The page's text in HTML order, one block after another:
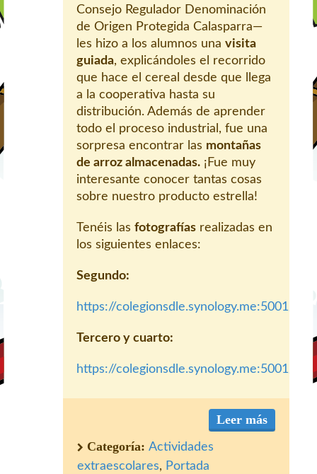
Consejo Regulador Denominación
de Origen Protegida Calasparra—
les hizo a los alumnos una visita
guiada, explicándoles el recorrido
que hace el cereal desde que llega
a la cooperativa hasta su
distribución. Además de aprender
todo el proceso industrial, fue una
sorpresa encontrar las montañas
de arroz almacenadas. ¡Fue muy
interesante conocer tantas cosas
sobre nuestro producto estrella!
Tenéis las fotografías realizadas en
los siguientes enlaces:
Segundo:
https://colegionsdle.synology.me:5001/
Tercero y cuarto:
https://colegionsdle.synology.me:5001/
Leer más
Categoría: Actividades
extraescolares, Portada